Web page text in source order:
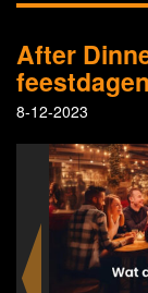
After
8-12-2023